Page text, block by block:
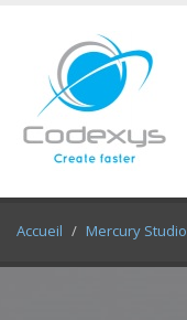
Accueil Mercury Studio